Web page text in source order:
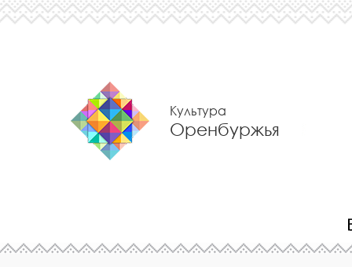
Культура
Оренбуржья